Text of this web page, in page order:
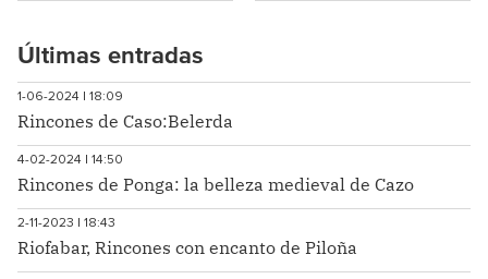
Últimas entradas
1-06-2024 | 18:09
Rincones de Caso:Belerda
4-02-2024 | 14:50
Rincones de Ponga: la belleza medieval de Cazo
2-11-2023 | 18:43
Riofabar, Rincones con encanto de Piloña